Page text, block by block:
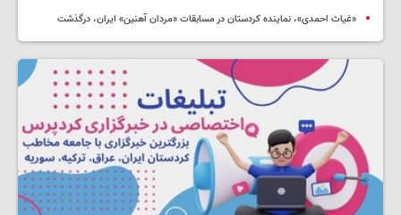
«غیاث احمدی»، نماینده کردستان در مسابقات «مردان آهنین» ایران، درگذشت